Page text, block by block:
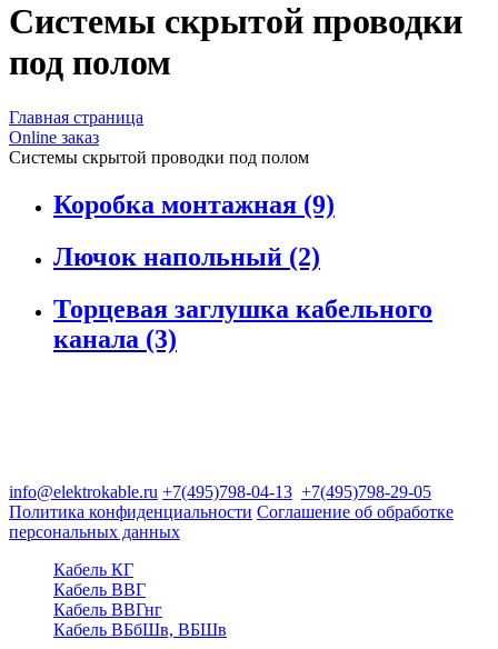
Системы скрытой проводки
под полом
Главная страница
Оnline заказ
Системы скрытой проводки под полом
Коробка монтажная (9)
Лючок напольный (2)
Торцевая заглушка кабельного
канала (3)
info@elektrokable.ru +7(495)798-04-13 +7(495)798-29-05
Политика конфиденциальности Соглашение об обработке
персональных данных
Кабель КГ
Кабель ВВГ
Кабель ВВГнг
Кабель ВБбШв, ВБШв